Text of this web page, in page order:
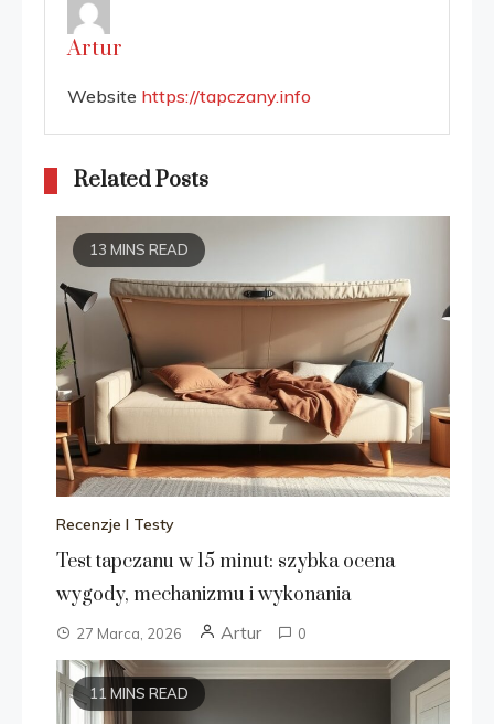
Artur
Website https://tapczany.info
Related Posts
13 MINS READ
Recenzje I Testy
Test tapczanu w 15 minut: szybka ocena
wygody, mechanizmu i wykonania
27 Marca, 2026 Artur 0
11 MINS READ